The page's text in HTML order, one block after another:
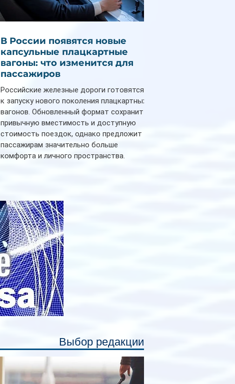
В России появятся новые
капсульные плацкартные
вагоны: что изменится для
пассажиров
Российские железные дороги готовятся
к запуску нового поколения плацкартных
вагонов. Обновленный формат сохранит
привычную вместимость и доступную
стоимость поездок, однако предложит
пассажирам значительно больше
комфорта и личного пространства.
индивидуальные шторки у каждого
спального места. Они позволят
пассажирам закрыть свою полку во
время сна или отдыха, создав ощуще
Выбор редакции